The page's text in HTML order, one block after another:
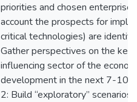
priorities and chosen enterprise
account the prospects for
critical technologies) are
Gather perspectives on the key
influencing sector of the
development in the next 7-10
2: Build “exploratory” scenarios